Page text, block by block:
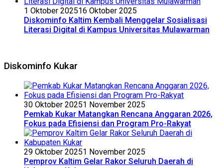
1 Oktober 202516 Oktober 2025
Diskominfo Kaltim Kembali Menggelar Sosialisasi
Literasi Digital di Kampus Universitas Mulawarman
Diskominfo Kukar
30 Oktober 20251 November 2025
Pemkab Kukar Matangkan Rencana Anggaran 2026,
Fokus pada Efisiensi dan Program Pro-Rakyat
29 Oktober 20251 November 2025
Pemprov Kaltim Gelar Rakor Seluruh Daerah di